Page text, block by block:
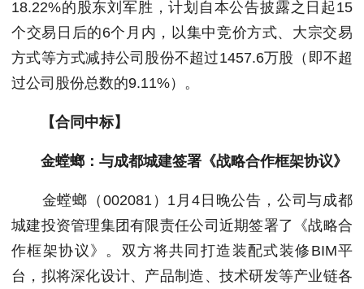
18.22%的股东刘军胜，计划自本公告披露之日起15
个交易日后的6个月内，以集中竞价方式、大宗交易
方式等方式减持公司股份不超过1457.6万股（即不超
过公司股份总数的9.11%）。
【合同中标】
金螳螂：与成都城建签署《战略合作框架协议》
金螳螂（002081）1月4日晚公告，公司与成都
城建投资管理集团有限责任公司近期签署了《战略合
作框架协议》。双方将共同打造装配式装修BIM平
台，拟将深化设计、产品制造、技术研发等产业链各